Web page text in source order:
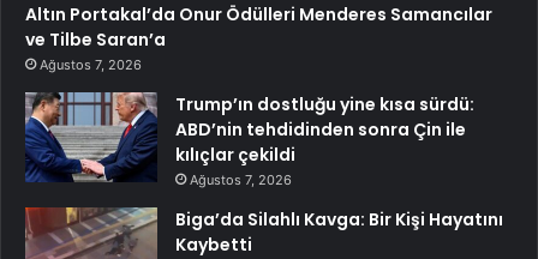
Altın Portakal’da Onur Ödülleri Menderes Samancılar
ve Tilbe Saran’a
Ağustos 7, 2026
Trump’ın dostluğu yine kısa sürdü:
ABD’nin tehdidinden sonra Çin ile
kılıçlar çekildi
Ağustos 7, 2026
Biga’da Silahlı Kavga: Bir Kişi Hayatını
Kaybetti